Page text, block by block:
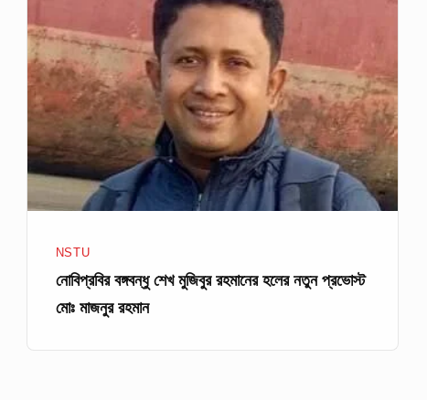
শেখ
মুজিবুর
রহমানের
হলের
নতুন
প্রভোস্ট
রহমানNSTU
নোবিপ্রবির বঙ্গবন্ধু শেখ মুজিবুর রহমানের হলের নতুন প্রভোস্ট
মোঃ মাজনুর রহমান